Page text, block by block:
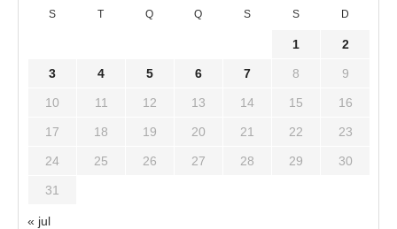
S T Q Q S S D
1 2
3 4 5 6 7 8 9
10 11 12 13 14 15 16
17 18 19 20 21 22 23
24 25 26 27 28 29 30
31
« jul